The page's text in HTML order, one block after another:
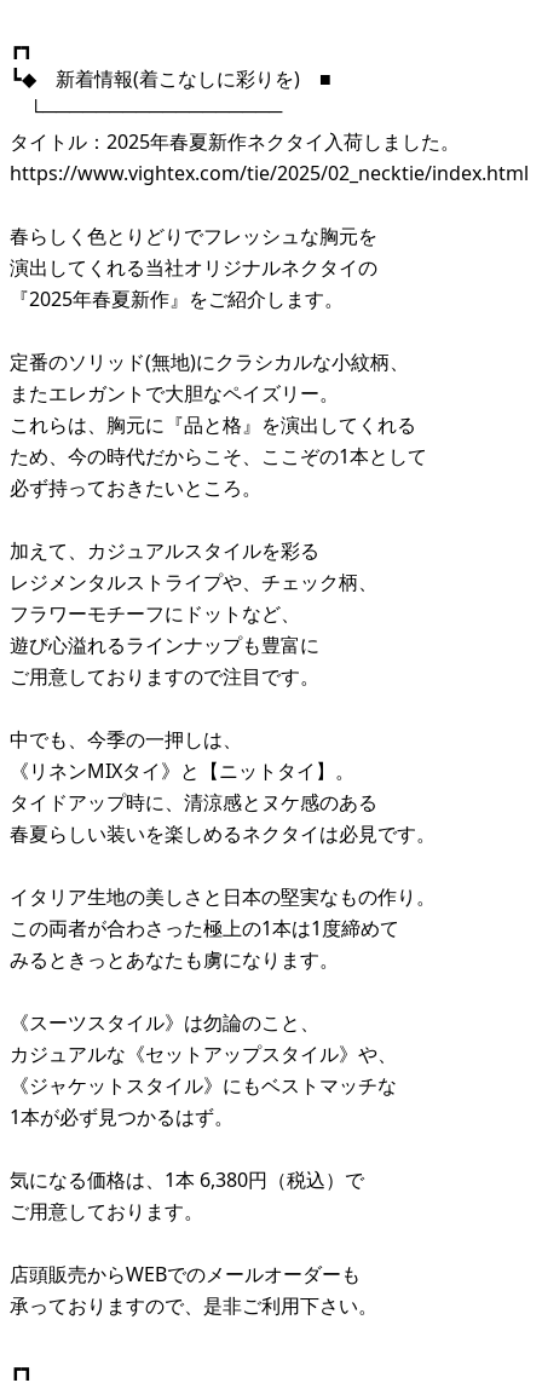
┏┓
┗◆ 新着情報(着こなしに彩りを) ■
└──────────────────
タイトル：2025年春夏新作ネクタイ入荷しました。
https://www.vightex.com/tie/2025/02_necktie/index.html
春らしく色とりどりでフレッシュな胸元を
演出してくれる当社オリジナルネクタイの
『2025年春夏新作』をご紹介します。
定番のソリッド(無地)にクラシカルな小紋柄、
またエレガントで大胆なペイズリー。
これらは、胸元に『品と格』を演出してくれる
ため、今の時代だからこそ、ここぞの1本として
必ず持っておきたいところ。
加えて、カジュアルスタイルを彩る
レジメンタルストライプや、チェック柄、
フラワーモチーフにドットなど、
遊び心溢れるラインナップも豊富に
ご用意しておりますので注目です。
中でも、今季の一押しは、
《リネンMIXタイ》と【ニットタイ】。
タイドアップ時に、清涼感とヌケ感のある
春夏らしい装いを楽しめるネクタイは必見です。
イタリア生地の美しさと日本の堅実なもの作り。
この両者が合わさった極上の1本は1度締めて
みるときっとあなたも虜になります。
《スーツスタイル》は勿論のこと、
カジュアルな《セットアップスタイル》や、
《ジャケットスタイル》にもベストマッチな
1本が必ず見つかるはず。
気になる価格は、1本 6,380円（税込）で
ご用意しております。
店頭販売からWEBでのメールオーダーも
承っておりますので、是非ご利用下さい。
┏┓